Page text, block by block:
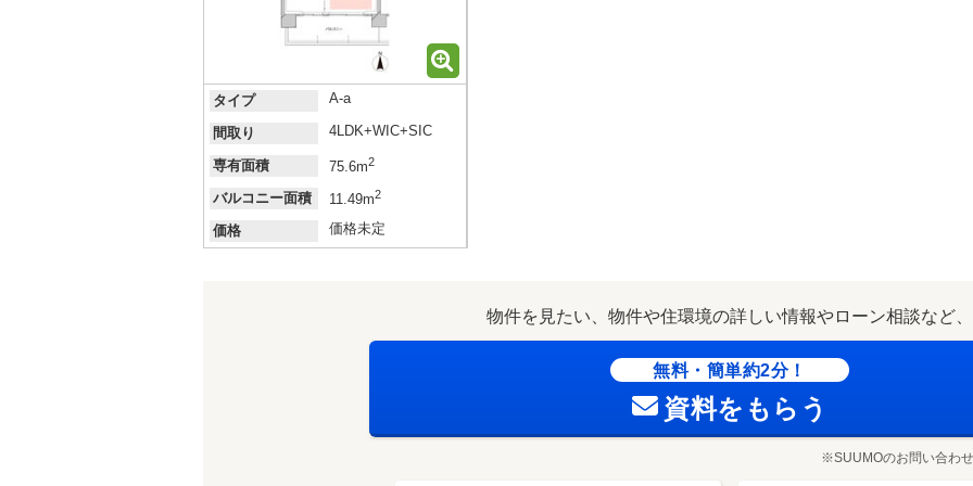
タイプ A-a
間取り 4LDK+WIC+SIC
専有面積 75.6m2
バルコニー面積 11.49m2
価格 価格未定
物件を見たい、物件や住環境の詳しい情報やローン相談など、
無料・簡単約2分！
資料をもらう
※SUUMOのお問い合わ